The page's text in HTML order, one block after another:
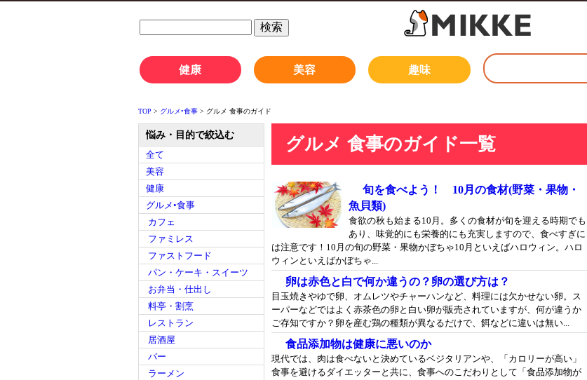
健康 美容 趣味
TOP > グルメ•食事 > グルメ 食事のガイド
グルメ 食事のガイド一覧
旬を食べよう！ 10月の食材(野菜・果物・
魚貝類)
食欲の秋も始まる10月。多くの食材が旬を迎える時期でも
あり、味覚的にも栄養的にも充実しますので、食べすぎに
は注意です！10月の旬の野菜・果物かぼちゃ10月といえばハロウィン。ハロ
ウィンといえばかぼちゃ...
卵は赤色と白で何か違うの？卵の選び方は？
目玉焼きやゆで卵、オムレツやチャーハンなど、料理には欠かせない卵。ス
ーパーなどではよく赤茶色の卵と白い卵が販売されていますが、何が違うか
ご存知ですか？卵を産む鶏の種類が異なるだけで、餌などに違いは無い...
食品添加物は健康に悪いのか
現代では、肉は食べないと決めているベジタリアンや、「カロリーが高い」
食事を避けるダイエッターと共に、食事へのこだわりとして「食品添加物が
悩み・目的で絞込む
全て
美容
健康
グルメ•食事
カフェ
ファミレス
ファストフード
パン・ケーキ・スイーツ
お弁当・仕出し
料亭・割烹
レストラン
居酒屋
バー
ラーメン